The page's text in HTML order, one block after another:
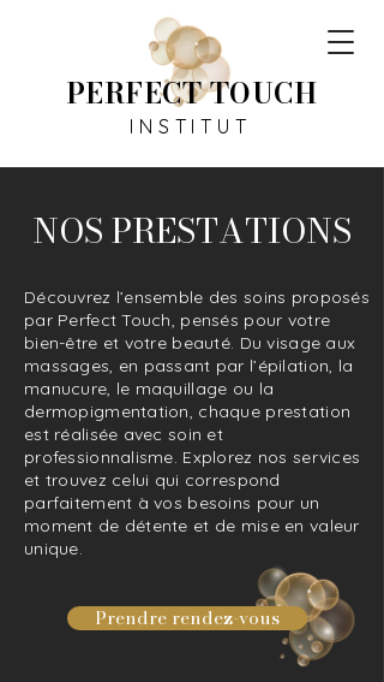
PERFECT TOUCH
INSTITUT
NOS PRESTATIONS
Découvrez l’ensemble des soins proposés
par Perfect Touch, pensés pour votre
bien-être et votre beauté. Du visage aux
massages, en passant par l’épilation, la
manucure, le maquillage ou la
dermopigmentation, chaque prestation
est réalisée avec soin et
professionnalisme. Explorez nos services
et trouvez celui qui correspond
parfaitement à vos besoins pour un
moment de détente et de mise en valeur
unique.
Prendre rendez-vous